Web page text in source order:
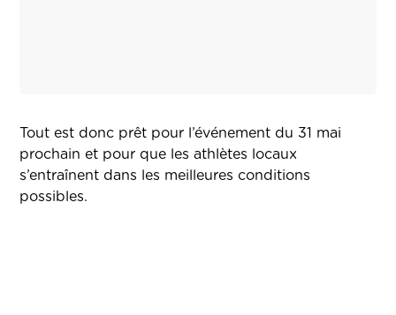
Tout est donc prêt pour l’événement du 31 mai
prochain et pour que les athlètes locaux
s’entraînent dans les meilleures conditions
possibles.